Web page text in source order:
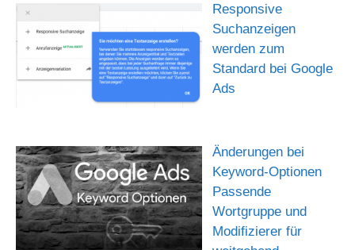
Responsive
Suchanzeigen
werden zum
Standard bei Google
Ads
Änderungen bei
Keyword-Optionen
Passende
Wortgruppe und
Modifizierer für